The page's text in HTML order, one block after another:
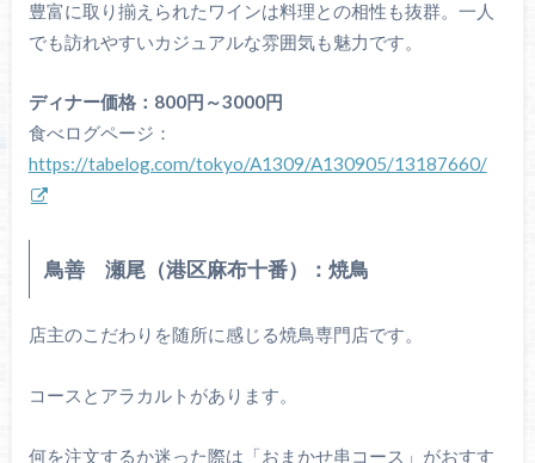
豊富に取り揃えられたワインは料理との相性も抜群。一人
でも訪れやすいカジュアルな雰囲気も魅力です。
ディナー価格：800円～3000円
食べログページ：
https://tabelog.com/tokyo/A1309/A130905/13187660/
鳥善 瀬尾（港区麻布十番）：焼鳥
店主のこだわりを随所に感じる焼鳥専門店です。
コースとアラカルトがあります。
何を注文するか迷った際は「おまかせ串コース」がおすす